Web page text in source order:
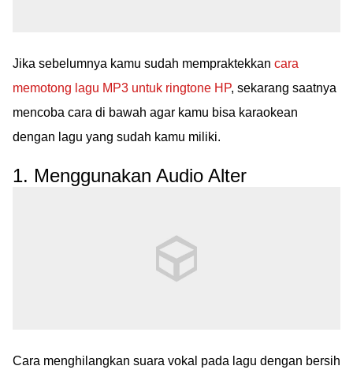
Jika sebelumnya kamu sudah mempraktekkan cara
memotong lagu MP3 untuk ringtone HP, sekarang saatnya
mencoba cara di bawah agar kamu bisa karaokean
dengan lagu yang sudah kamu miliki.
1. Menggunakan Audio Alter
Cara menghilangkan suara vokal pada lagu dengan bersih